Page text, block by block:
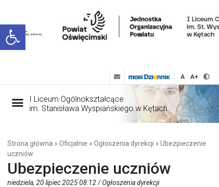
Open toolbar
A A+
I Liceum Ogólnokształcące
im. Stanisława Wyspiańskiego w Kętach
Strona główna » Oficjalnie » Ogłoszenia dyrekcji » Ubezpieczenie
uczniów
Ubezpieczenie uczniów
niedziela, 20 lipiec 2025 08:12 /Ogłoszenia dyrekcji